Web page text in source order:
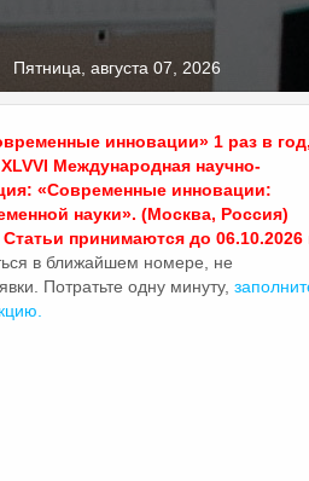
Пятница, августа 07, 2026
инновации» 1 раз в год,
Международная научно-
«Современные инновации:
науки». (Москва, Россия)
Статьи принимаются до 06.10.2026
в ближайшем номере, не
Потратьте одну минуту,